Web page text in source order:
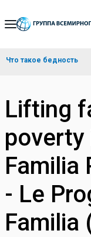
Skip
Navigation
Что такое бедность
Lifting
poverty
Familia
- Le
Familia